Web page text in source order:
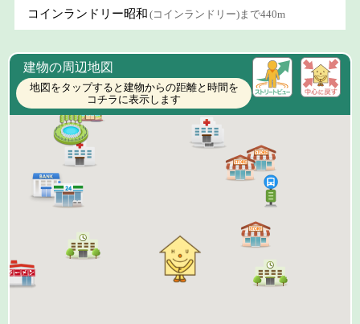
コインランドリー昭和 (コインランドリー)まで440m
建物の周辺地図
地図をタップすると建物からの距離と時間を
コチラに表示します